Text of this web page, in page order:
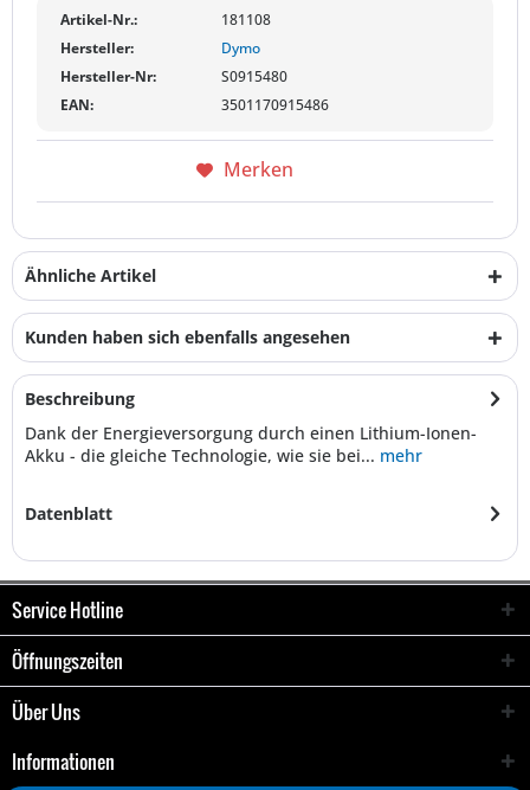
Artikel-Nr.:
181108
Hersteller:
Dymo
Hersteller-Nr:
S0915480
EAN:
3501170915486
Merken
Ähnliche Artikel
Kunden haben sich ebenfalls angesehen
Beschreibung
Dank der Energieversorgung durch einen Lithium-Ionen-
Akku - die gleiche Technologie, wie sie bei... mehr
Datenblatt
Service Hotline
Öffnungszeiten
Über Uns
Informationen